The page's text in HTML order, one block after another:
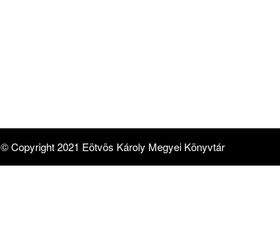
© Copyright 2021 Eötvös Károly Megyei Könyvtár